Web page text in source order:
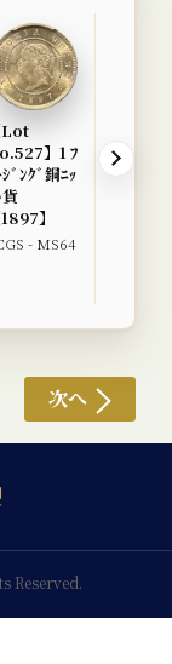
Lot
】1 ﾌ
ﾞﾝｸﾞ銅ﾆｯ
1897】
- MS64
両銀幣
次へ
Reserved.